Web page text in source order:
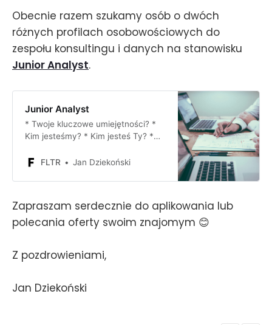
Obecnie razem szukamy osób o dwóch
różnych profilach osobowościowych do
zespołu konsultingu i danych na stanowisku
Junior Analyst.
Junior Analyst
* Twoje kluczowe umiejętności? *
Kim jesteśmy? * Kim jesteś Ty? *
będziesz się zajmować? * Co
rekrutacyjny? TWOJE KLUCZOWE
treści #Nieruchomości
#ŁączenieKropek #Analiza
do nas, jeśli: ✅ Posiadasz
umiejętność strukturyzowania
problemów i
FLTR Jan Dziekoński
Zapraszam serdecznie do aplikowania lub
polecania oferty swoim znajomym 😊
Z pozdrowieniami,
Jan Dziekoński